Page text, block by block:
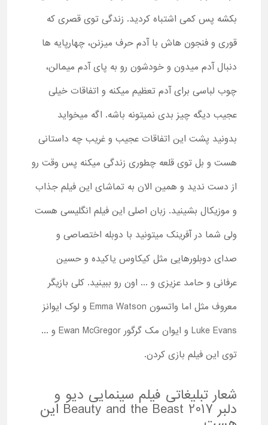
بکشه پس کمی اشتباه کردید. زندگی توی قصری که
قوری و فنجون هاش با آدم حرف میزنن، چهارپایه ها
دنبال آدم میدون و خودشون رو به پای آدم میمالن،
چوب لباسی برای آدم تعظیم میکنه و اتفاقات خیلی
عجیب دیگه چیز بدی نمیتونه باشه. اگه میخواید
بدونید پشت این اتفاقات عجیب و غریب چه داستانی
هست و بل توی قلعه چطوری زندگی میکنه پس وقت رو
از دست ندید و همین الان به تماشای این فیلم جذاب
و موزیکال بشینید. زبان اصلی این فیلم انگلیسی هست
ولی شما در آفرینک میتونید با دوبله اختصاصی و
صدای دوبلورهایی مثل کیکاوس یاکیده و حسین
عرفانی و حامد عزیزی و ... اون رو ببینید. کلی بازیگر
معروف مثل اما واتسون Emma Watson و لوک ایوانز
Luke Evans و ایوان مک گرگور Ewan McGregor و ...
توی این فیلم بازی کردن.
شعار تبلیغاتی فیلم سینمایی دیو و
دلبر 2017 Beauty and the Beast این